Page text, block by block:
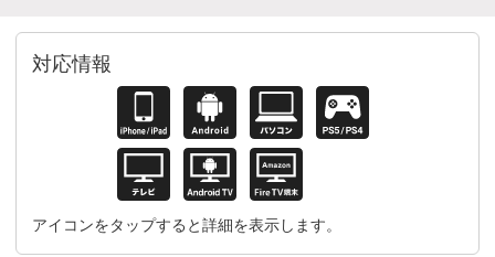
対応情報
アイコンをタップすると詳細を表示します。